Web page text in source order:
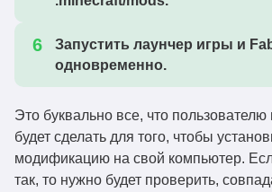
Запустить лаунчер игры и
одновременно.
Это буквально все, что
будет сделать для того, чтобы
модификацию на свой компьютер.
так, то нужно будет проверить,